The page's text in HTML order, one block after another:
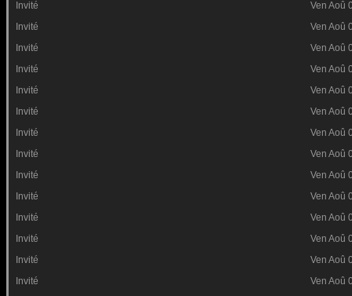
Invité
Ven Aoû
Invité
Ven Aoû
Invité
Ven Aoû
Invité
Ven Aoû
Invité
Ven Aoû
Invité
Ven Aoû
Invité
Ven Aoû
Invité
Ven Aoû
Invité
Ven Aoû
Invité
Ven Aoû
Invité
Ven Aoû
Invité
Ven Aoû
Invité
Ven Aoû
Invité
Ven Aoû